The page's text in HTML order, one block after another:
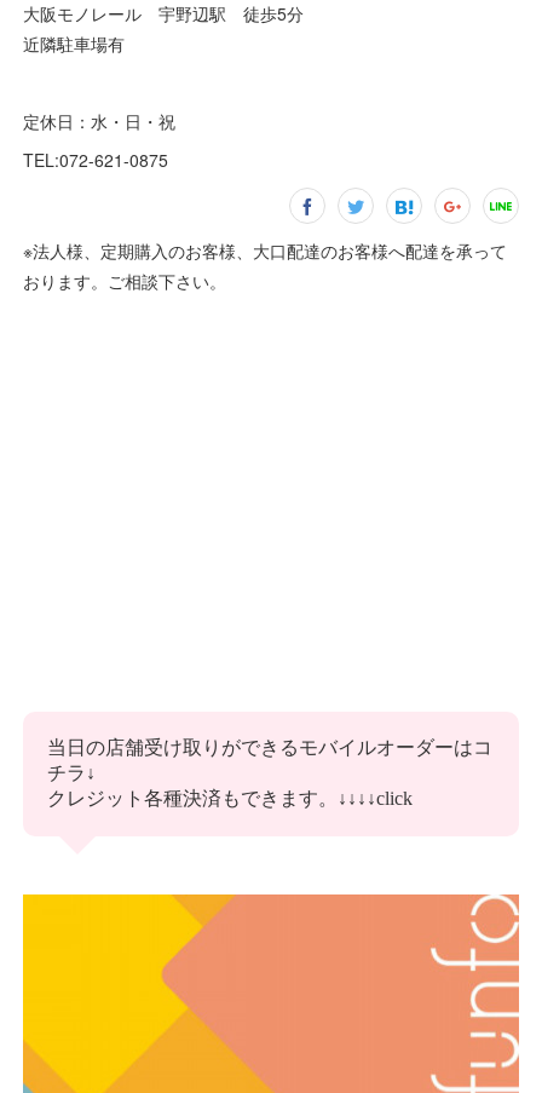
大阪モノレール 宇野辺駅 徒歩5分
近隣駐車場有
定休日：水・日・祝
TEL:072-621-0875
※法人様、定期購入のお客様、大口配達のお客様へ配達を承って
おります。ご相談下さい。